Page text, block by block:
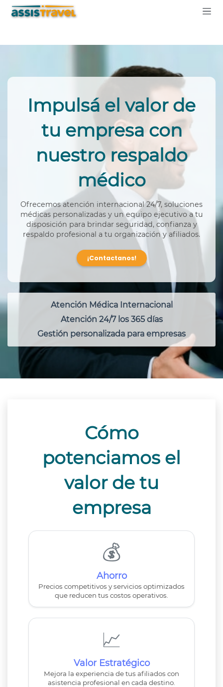
Impulsá el valor de
tu empresa con
nuestro respaldo
médico
Ofrecemos atención internacional 24/7, soluciones
médicas personalizadas y un equipo ejecutivo a tu
disposición para brindar seguridad, confianza y
respaldo profesional a tu organización y afiliados.
¡Contactanos!
Atención Médica Internacional
Atención 24/7 los 365 días
Gestión personalizada para empresas
Cómo
potenciamos el
valor de tu
empresa
💰
Ahorro
Precios competitivos y servicios optimizados
que reducen tus costos operativos.
📈
Valor Estratégico
Mejora la experiencia de tus afiliados con
asistencia profesional en cada destino.